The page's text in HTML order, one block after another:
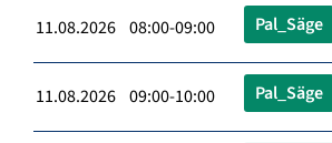
11.08.2026 08:00-09:00 Pal_Säge
11.08.2026 09:00-10:00 Pal_Säge